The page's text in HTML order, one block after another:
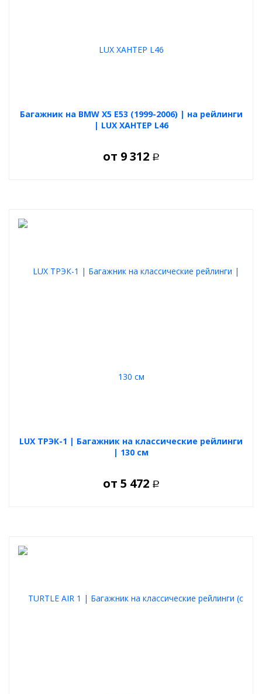
Багажник на BMW X5 E53 (1999-2006) | на рейлинги
| LUX ХАНТЕР L46
от 9 312 Р
LUX ТРЭК-1 | Багажник на классические рейлинги
| 130 см
от 5 472 Р